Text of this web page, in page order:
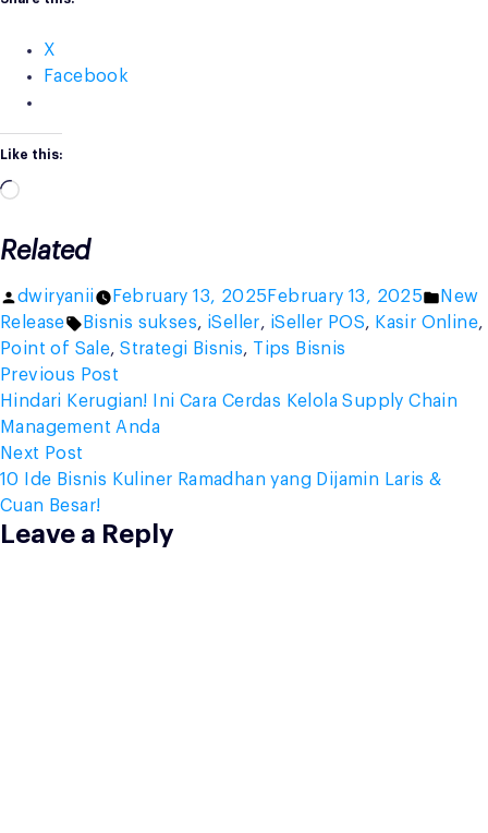
X
Facebook
Like this:
Loading…
Related
Posted
by
dwiryanii February 13, 2025 February 13, 2025
in
New
Release
Tags:
Bisnis sukses, iSeller, iSeller POS, Kasir Online,
Point of Sale,Strategi Bisnis, Tips Bisnis
Post
navigation
Previous Post
post:
Hindari Kerugian! Ini Cara Cerdas Kelola Supply Chain
Management Anda
Next Post
post:
10 Ide Bisnis Kuliner Ramadhan yang Dijamin Laris &
Cuan Besar!
Leave a Reply